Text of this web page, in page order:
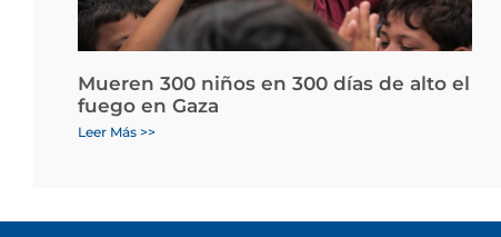
Mueren 300 niños en 300 días de alto el
fuego en Gaza
Leer Más >>